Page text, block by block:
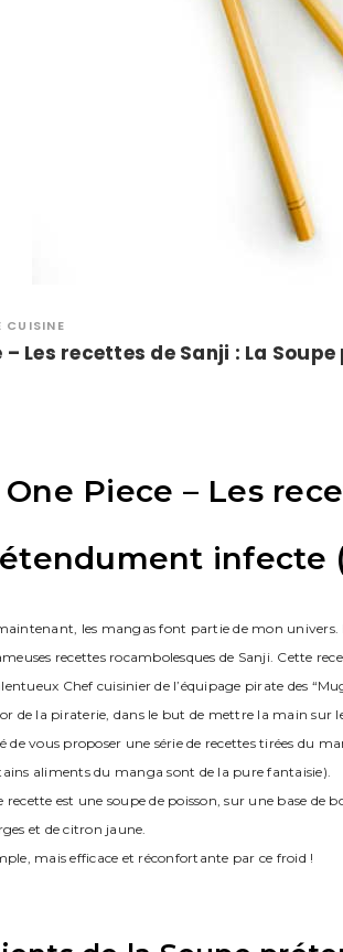
CUISINE
– Les recettes de Sanji : La
One Piece – Les
infecte
les mangas font partie de mon
recettes rocambolesques de Sanji. Cette
Chef cuisinier de l’équipage pirate des
de la piraterie, dans le but de mettre la main sur
de vous proposer une série de recettes tirées du
aliments du manga sont de la pure fantaisie).
recette est une soupe de poisson, sur une base
et de citron jaune.
mais efficace et réconfortante par ce froid !